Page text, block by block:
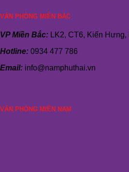
VĂN PHÒNG MIỀN BẮC
VP Miền Bắc: LK2, CT6, Kiến
Hotline: 0934 477 786
Email: info@namphuthai.vn
VĂN PHÒNG MIỀN NAM